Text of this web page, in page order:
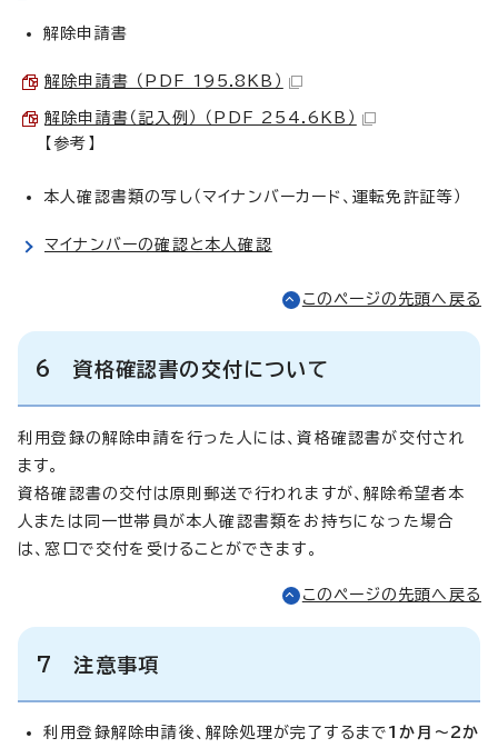
解除申請書
解除申請書 （PDF 195.8KB）
解除申請書（記入例） （PDF 254.6KB）
【参考】
本人確認書類の写し（マイナンバーカード、運転免許証等）
マイナンバーの確認と本人確認
このページの先頭へ戻る
6 資格確認書の交付について
利用登録の解除申請を行った人には、資格確認書が交付され
ます。
資格確認書の交付は原則郵送で行われますが、解除希望者本
人または同一世帯員が本人確認書類をお持ちになった場合
は、窓口で交付を受けることができます。
このページの先頭へ戻る
7 注意事項
利用登録解除申請後、解除処理が完了するまで 1か月～2か